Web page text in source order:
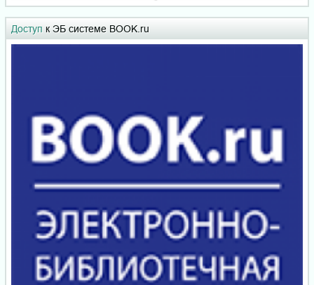
Доступ к ЭБ системе BOOK.ru